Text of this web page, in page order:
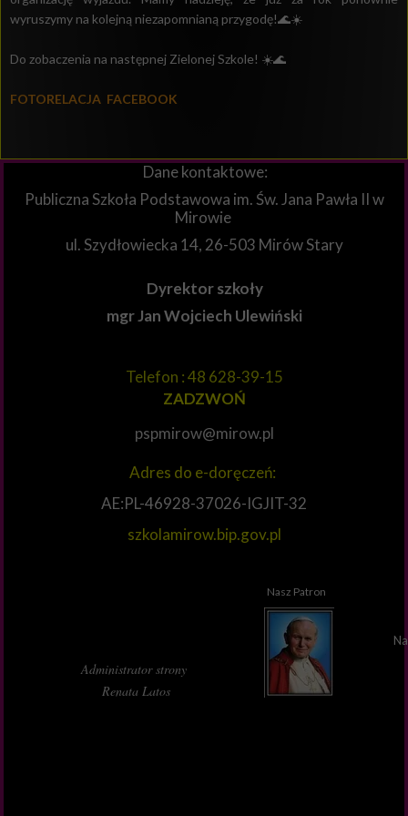
wyruszymy na kolejną niezapomnianą przygodę!🌊☀️
Do zobaczenia na następnej Zielonej Szkole! ☀️🌊
FOTORELACJA FACEBOOK
Dyrektor szkoły
mgr Jan Wojciech Ulewiński
Administrator strony
Renata Latos
Nasz Patron
Adres do e-doręczeń:
AE:PL-46928-37026-IGJIT-32
szkolamirow.bip.gov.pl
pspmirow@mirow.pl
Telefon : 48 628-39-15
ZADZWOŃ
Dane kontaktowe:
Publiczna Szkoła Podstawowa im. Św. Jana Pawła II w
Mirowie
ul. Szydłowiecka 14, 26-503 Mirów Stary